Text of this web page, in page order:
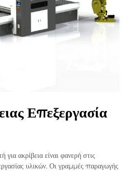
Επεξεργασία
ακρίβεια είναι φανερή στις
υλικών. Οι γραμμές παραγωγής